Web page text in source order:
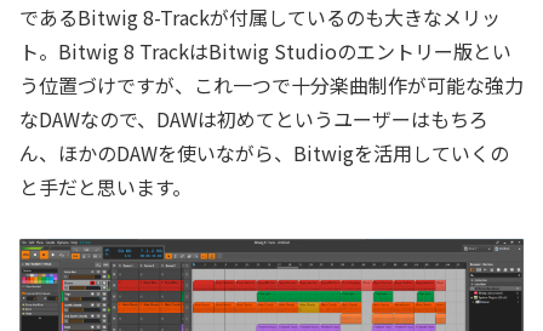
であるBitwig 8-Trackが付属しているのも大きなメリッ
ト。Bitwig 8 TrackはBitwig Studioのエントリー版とい
う位置づけですが、これ一つで十分楽曲制作が可能な強力
なDAWなので、DAWは初めてというユーザーはもちろ
ん、ほかのDAWを使いながら、Bitwigを活用していくの
と手だと思います。